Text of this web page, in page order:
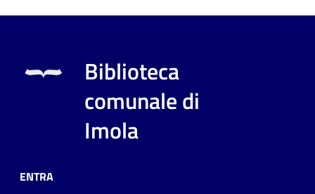
Biblioteca
comunale di
Imola
ENTRA